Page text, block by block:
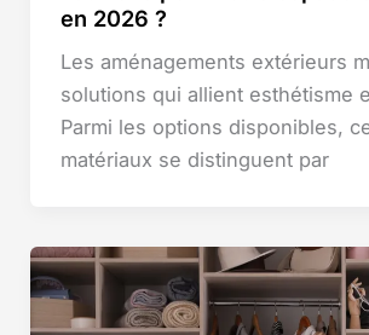
en 2026 ?
Les aménagements extérieurs
solutions qui allient esthétisme
Parmi les options disponibles,
matériaux se distinguent par